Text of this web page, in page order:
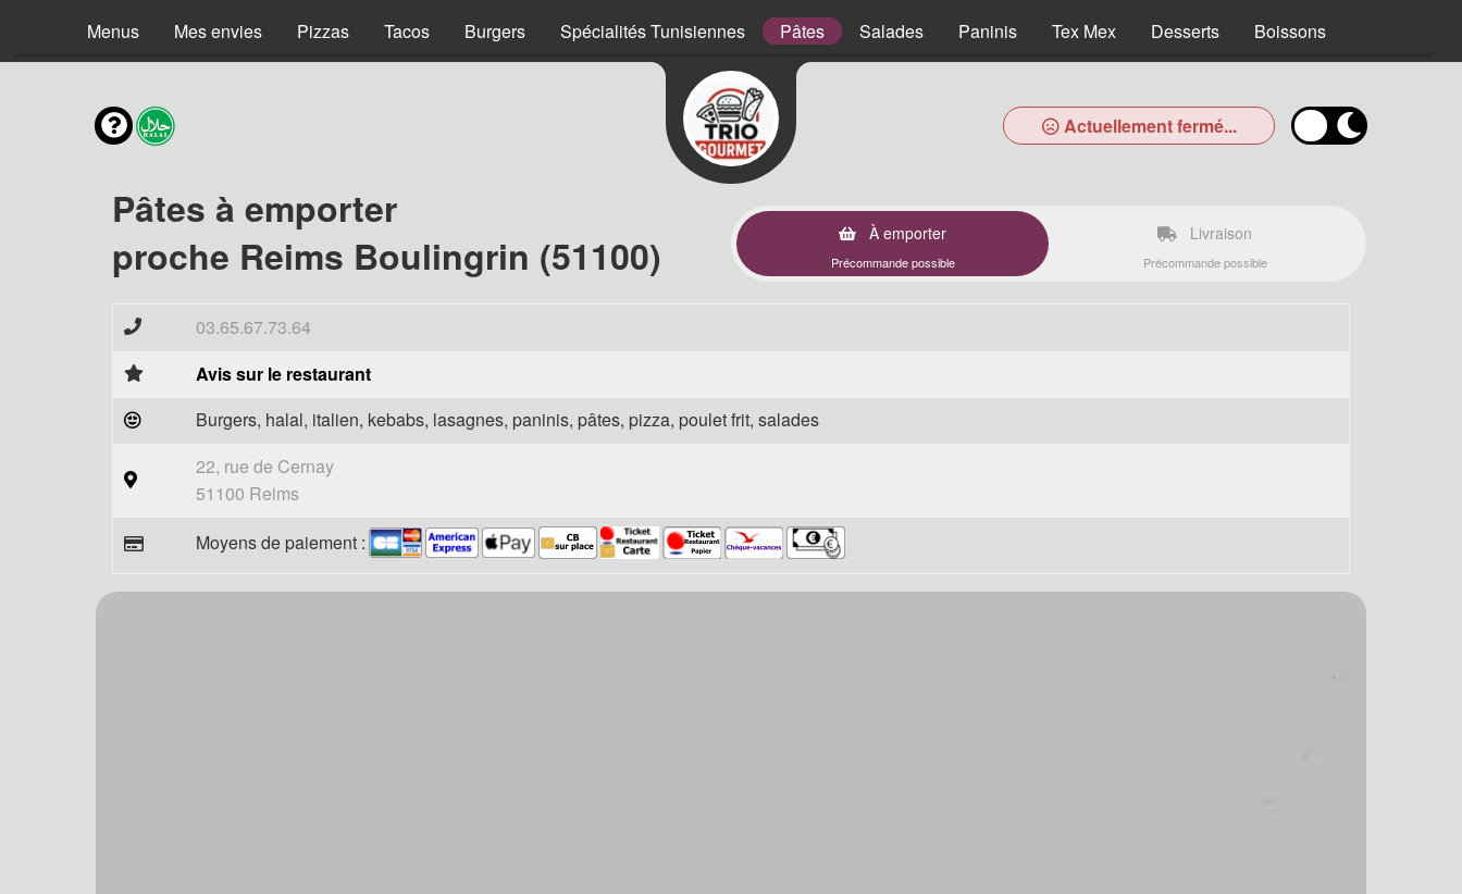
Menus Mes envies Pizzas Tacos Burgers Spécialités Tunisiennes Pâtes Salades Paninis Tex Mex Desserts Boissons
Actuellement fermé...
Pâtes à emporter
proche Reims Boulingrin (51100)
À emporter
Précommande possible
Livraison
Précommande possible
03.65.67.73.64
Avis sur le restaurant
Burgers, halal, italien, kebabs, lasagnes, paninis, pâtes, pizza, poulet frit, salades
22, rue de Cernay
51100 Reims
Moyens de paiement :